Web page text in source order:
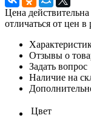
Цена
отличаться от цен
Отзывы о
Задать вопрос
Наличие на
Цвет